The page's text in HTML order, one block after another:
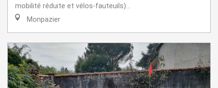
mobilité réduite et vélos-fauteuils)...
Monpazier